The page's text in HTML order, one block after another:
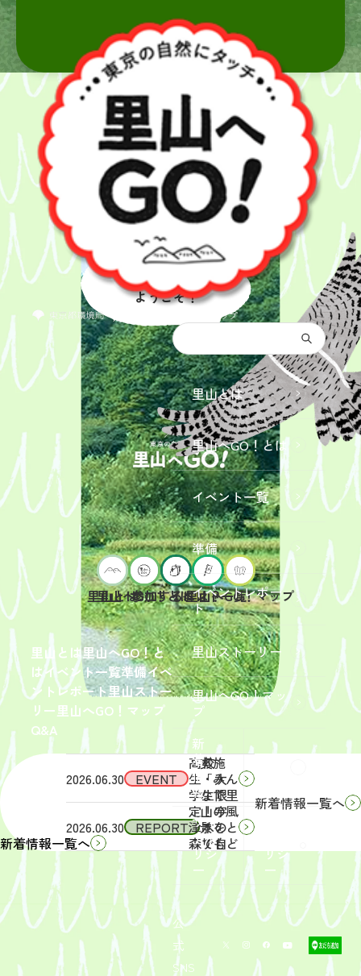
都庁総合トップ
里山とは里山へGO！と
はイベント一覧準備イベ
ントレポート里山ストー
リー里山へGO！マップ
Q&A
里山とは
里山へGO！とは
イベント一覧
準備
イベントレポー
ト
里山ストーリー
里山へGO！マッ
プ
新
着
情
報
サイ
トポ
リシ
ー
リシ
ー
公
式
SNS
里山へ
ようこそ！
里山とは
里山へGO！とは
参加するには？
イベント一覧
里山へGO！マップ
新着情報一覧へ
2026.06.30 EVENT
2026年9
月19日
（土）
開催
「【東
京ポイ
ント対
象】中
学生・
高校
生・大
学生限
定！宇
津木の
森で自
然体
験！」
募集を
開始し
まし
2026.06.30 REPORT
2026年
6月13
（土）
実施
「みん
なで里
山の風
景をと
りもど
そ
う！」
活動レ
ポート
を掲載
しまし
た。
新着情報一覧へ